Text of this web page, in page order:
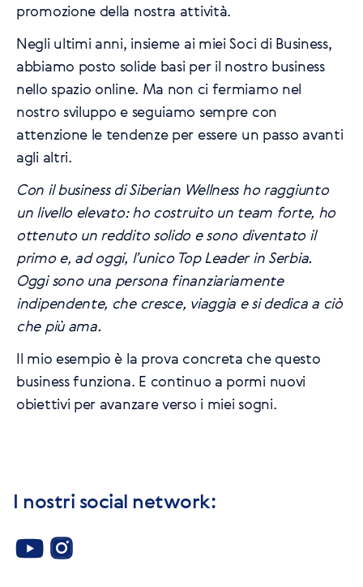
promozione della nostra attività.
Negli ultimi anni, insieme ai miei Soci di Business,
abbiamo posto solide basi per il nostro business
nello spazio online. Ma non ci fermiamo nel
nostro sviluppo e seguiamo sempre con
attenzione le tendenze per essere un passo avanti
agli altri.
Con il business di Siberian Wellness ho raggiunto
un livello elevato: ho costruito un team forte, ho
ottenuto un reddito solido e sono diventato il
primo e, ad oggi, l’unico Top Leader in Serbia.
Oggi sono una persona finanziariamente
indipendente, che cresce, viaggia e si dedica a ciò
che più ama.
Il mio esempio è la prova concreta che questo
business funziona. E continuo a pormi nuovi
obiettivi per avanzare verso i miei sogni.
I nostri social network: